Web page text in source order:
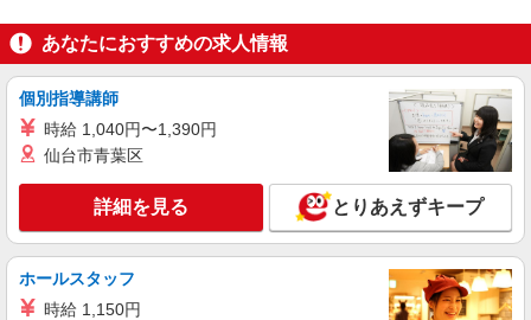
派遣社員
株式会社トーコー 兵庫支店［hyo0004KTU55］
設備部品の検査業務
兵庫県姫路市飾磨区
キープ 詳細を見る
正社員
株式会社テクノ・サービス マニュファクチャリング【兵庫県】
製造スタッフ（組立・加工・目視検査・機械操
あなたにおすすめの求人情報
個別指導講師
時給 1,040円〜1,390円
仙台市青葉区
詳細を見る とりあえずキープ
ホールスタッフ
時給 1,150円